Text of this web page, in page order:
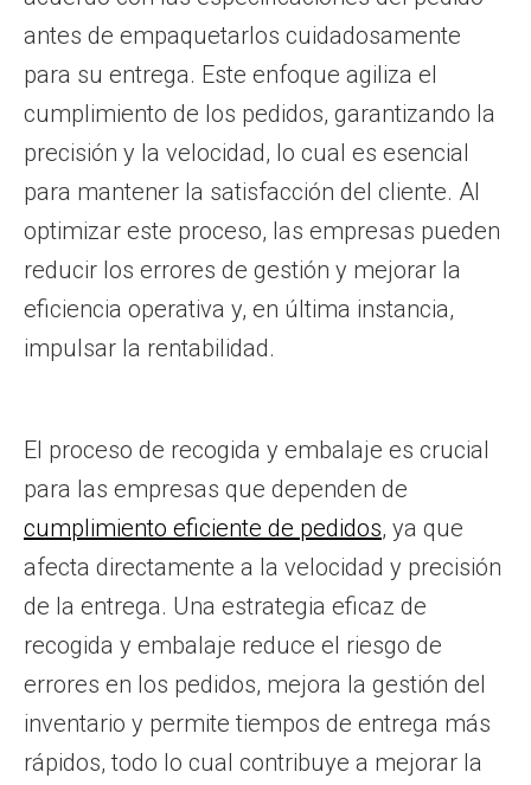
antes de empaquetarlos cuidadosamente
para su entrega. Este enfoque agiliza el
cumplimiento de los pedidos, garantizando la
precisión y la velocidad, lo cual es esencial
para mantener la satisfacción del cliente. Al
optimizar este proceso, las empresas pueden
reducir los errores de gestión y mejorar la
eficiencia operativa y, en última instancia,
impulsar la rentabilidad.
El proceso de recogida y embalaje es crucial
para las empresas que dependen de
cumplimiento eficiente de pedidos, ya que
afecta directamente a la velocidad y precisión
de la entrega. Una estrategia eficaz de
recogida y embalaje reduce el riesgo de
errores en los pedidos, mejora la gestión del
inventario y permite tiempos de entrega más
rápidos, todo lo cual contribuye a mejorar la